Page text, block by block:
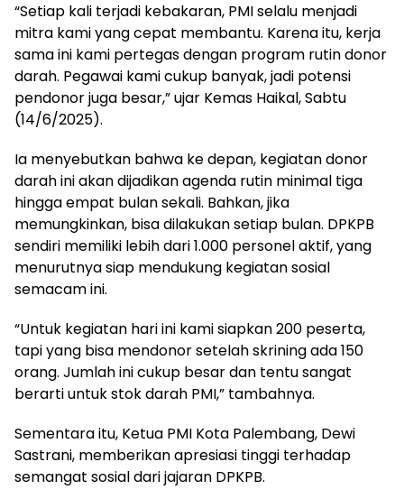
“Setiap kali terjadi kebakaran, PMI selalu menjadi
mitra kami yang cepat membantu. Karena itu, kerja
sama ini kami pertegas dengan program rutin donor
darah. Pegawai kami cukup banyak, jadi potensi
pendonor juga besar,” ujar Kemas Haikal, Sabtu
(14/6/2025).
Ia menyebutkan bahwa ke depan, kegiatan donor
darah ini akan dijadikan agenda rutin minimal tiga
hingga empat bulan sekali. Bahkan, jika
memungkinkan, bisa dilakukan setiap bulan. DPKPB
sendiri memiliki lebih dari 1.000 personel aktif, yang
menurutnya siap mendukung kegiatan sosial
semacam ini.
“Untuk kegiatan hari ini kami siapkan 200 peserta,
tapi yang bisa mendonor setelah skrining ada 150
orang. Jumlah ini cukup besar dan tentu sangat
berarti untuk stok darah PMI,” tambahnya.
Sementara itu, Ketua PMI Kota Palembang, Dewi
Sastrani, memberikan apresiasi tinggi terhadap
semangat sosial dari jajaran DPKPB.